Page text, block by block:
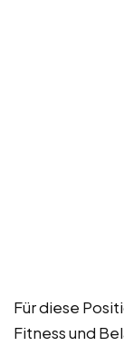
Für diese
Fitness und